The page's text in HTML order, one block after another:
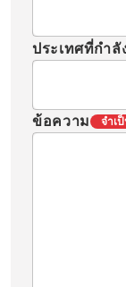
ประเทศที่กำ
ข้อความ จำเ